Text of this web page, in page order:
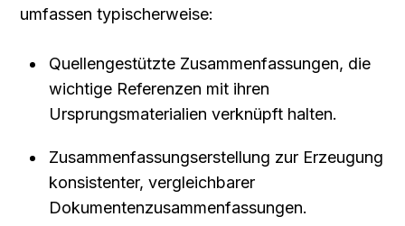
umfassen typischerweise:
Quellengestützte Zusammenfassungen, die
wichtige Referenzen mit ihren
Ursprungsmaterialien verknüpft halten.
Zusammenfassungserstellung zur Erzeugung
konsistenter, vergleichbarer
Dokumentenzusammenfassungen.